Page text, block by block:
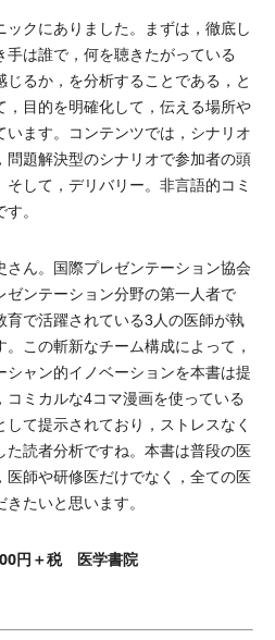
クにありました。まずは，徹底し
は誰で，何を聴きたがっている
るか，を分析することである，と
，目的を明確化して，伝える場所や
ます。コンテンツでは，シナリオ
問題解決型のシナリオで参加者の頭
して，デリバリー。非言語的コミ
。
ん。国際プレゼンテーション協会
ゼンテーション分野の第一人者で
育で活躍されている3人の医師が執
この斬新なチーム構成によって，
ャン的イノベーションを本書は提
ミカルな4コマ漫画を使っている
て提示されており，ストレスなく
た読者分析ですね。本書は普段の医
医師や研修医だけでなく，全ての医
たいと思います。
円＋税 医学書院